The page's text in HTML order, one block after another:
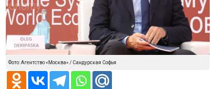
Фото: Агентство «Москва» / Сандурская Софья